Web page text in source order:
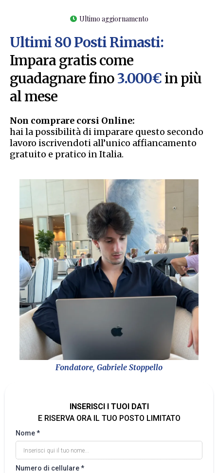
Ultimo aggiornamento
Ultimi 80 Posti Rimasti:
Impara gratis come
guadagnare fino3.000€in più
al mese
Non comprare corsi Online:
hai la possibilità di imparare questo secondo
lavoro iscrivendoti all’unico affiancamento
gratuito e pratico in Italia.
Fondatore, Gabriele Stoppello
INSERISCI I TUOI DATI
E RISERVA ORA IL TUO POSTO LIMITATO
Nome*
Numero di cellulare*